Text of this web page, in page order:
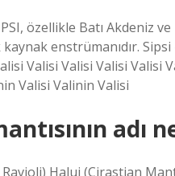
özellikle Batı Akdeniz
kaynak enstrümanıdır.
Valisi Valisi Valisi Valisi
Valisi Valinin Valisi
adı
Haluj (Cirastian